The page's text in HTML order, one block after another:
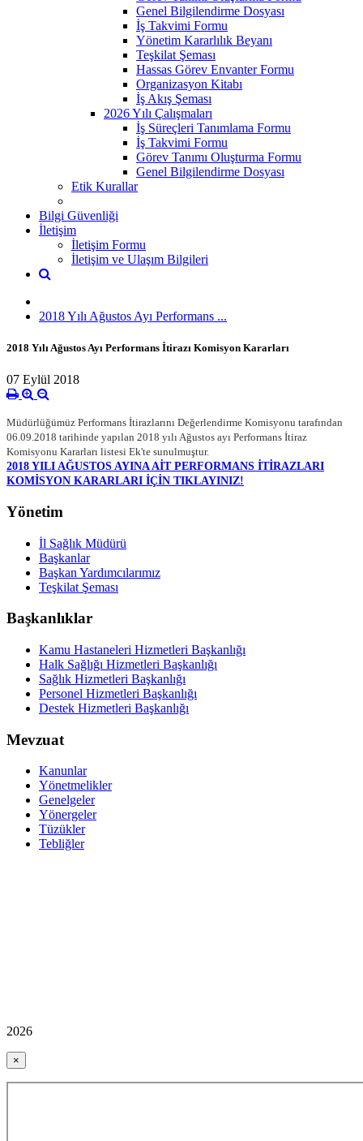
Genel Bilgilendirme Dosyası
İş Takvimi Formu
Yönetim Kararlılık Beyanı
Teşkilat Şeması
Hassas Görev Envanter Formu
Organizasyon Kitabı
İş Akış Şeması
2026 Yılı Çalışmaları
İş Süreçleri Tanımlama Formu
İş Takvimi Formu
Görev Tanımı Oluşturma Formu
Genel Bilgilendirme Dosyası
Etik Kurallar
Bilgi Güvenliği
İletişim
İletişim Formu
İletişim ve Ulaşım Bilgileri
2018 Yılı Ağustos Ayı Performans ...
2018 Yılı Ağustos Ayı Performans İtirazı Komisyon Kararları
07 Eylül 2018
Müdürlüğümüz Performans İtirazlarını Değerlendirme Komisyonu tarafından
06.09.2018 tarihinde yapılan 2018 yılı Ağustos ayı Performans İtiraz
Komisyonu Kararları listesi Ek'te sunulmuştur.
2018 YILI AĞUSTOS AYINA AİT PERFORMANS İTİRAZLARI
KOMİSYON KARARLARI İÇİN TIKLAYINIZ!
Yönetim
İl Sağlık Müdürü
Başkanlar
Başkan Yardımcılarımız
Teşkilat Şeması
Başkanlıklar
Kamu Hastaneleri Hizmetleri Başkanlığı
Halk Sağlığı Hizmetleri Başkanlığı
Sağlık Hizmetleri Başkanlığı
Personel Hizmetleri Başkanlığı
Destek Hizmetleri Başkanlığı
Mevzuat
Kanunlar
Yönetmelikler
Genelgeler
Yönergeler
Tüzükler
Tebliğler
2026
×